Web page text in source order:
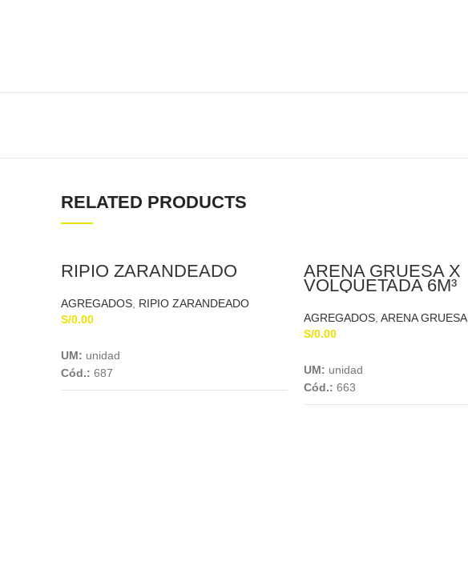
RELATED PRODUCTS
RIPIO ZARANDEADO
AGREGADOS RIPIO ZARANDEADO
S/0.00
UM: unidad
Cód.: 687
ARENA GRUESA X
VOLQUETADA 6M³
AGREGADOS ARENA GRUESA
S/0.00
UM: unidad
Cód.: 663